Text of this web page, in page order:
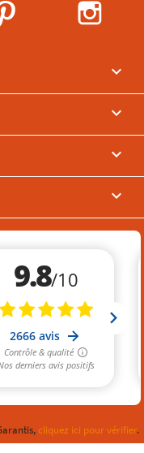



keyboard_arrow_down
cliquez ici pour vérifier.